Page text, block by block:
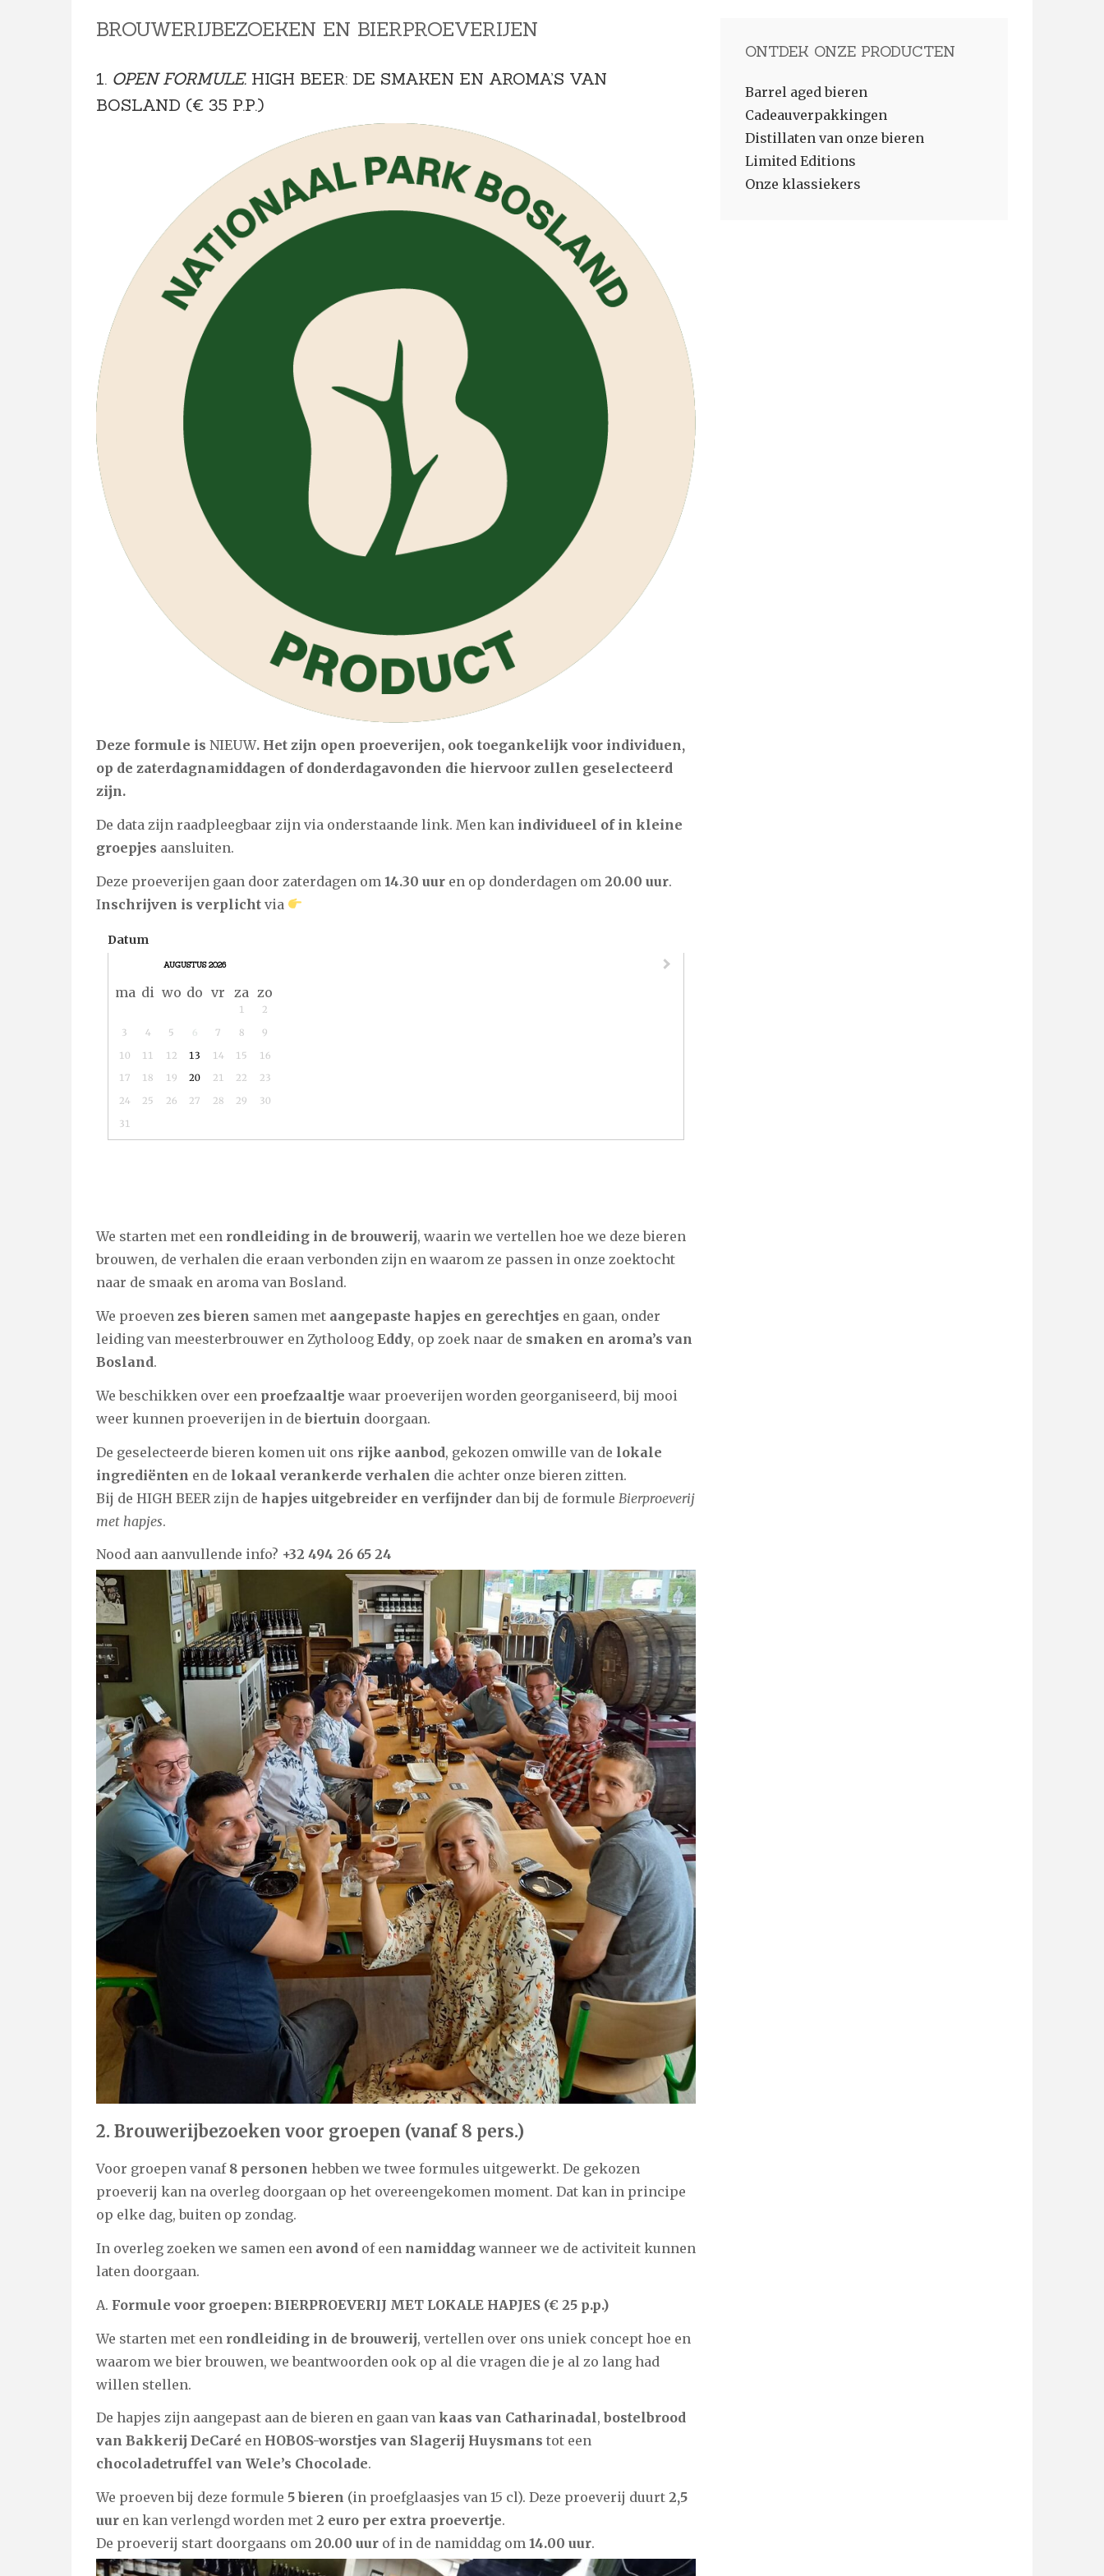
BROUWERIJBEZOEKEN EN BIERPROEVERIJEN
1. OPEN FORMULE. HIGH BEER: DE SMAKEN EN AROMA’S VAN
BOSLAND (€ 35 P.P.)
Deze formule is NIEUW. Het zijn open proeverijen, ook toegankelijk voor individuen,
op de zaterdagnamiddagen of donderdagavonden die hiervoor zullen geselecteerd
zijn.
De data zijn raadpleegbaar zijn via onderstaande link. Men kan individueel of in kleine
groepjes aansluiten.
Deze proeverijen gaan door zaterdagen om 14.30 uur en op donderdagen om 20.00 uur.
Inschrijven is verplicht via
Datum
AUGUSTUS 2026
maandag
ma dinsdag
di woensdag
wo donderdag
do vrijdag
vr zaterdag
za zondag
zo
1
2
3
4 5 6 7 8
9
10
11 12 13 14 15
16
17
18 19 20 21 22
23
24
25 26 27 28 29
30
31
We starten met een rondleiding in de brouwerij, waarin we vertellen hoe we deze bieren
brouwen, de verhalen die eraan verbonden zijn en waarom ze passen in onze zoektocht
naar de smaak en aroma van Bosland.
We proeven zes bieren samen met aangepaste hapjes en gerechtjes en gaan, onder
leiding van meesterbrouwer en Zytholoog Eddy, op zoek naar de smaken en aroma’s van
Bosland.
We beschikken over een proefzaaltje waar proeverijen worden georganiseerd, bij mooi
weer kunnen proeverijen in de biertuin doorgaan.
De geselecteerde bieren komen uit ons rijke aanbod, gekozen omwille van de lokale
ingrediënten en de lokaal verankerde verhalen die achter onze bieren zitten.
Bij de HIGH BEER zijn de hapjes uitgebreider en verfijnder dan bij de formule Bierproeverij
met hapjes.
Nood aan aanvullende info? +32 494 26 65 24
2. Brouwerijbezoeken voor groepen (vanaf 8 pers.)
Voor groepen vanaf 8 personen hebben we twee formules uitgewerkt. De gekozen
proeverij kan na overleg doorgaan op het overeengekomen moment. Dat kan in principe
op elke dag, buiten op zondag.
In overleg zoeken we samen een avond of een namiddag wanneer we de activiteit kunnen
laten doorgaan.
A. Formule voor groepen: BIERPROEVERIJ MET LOKALE HAPJES (€ 25 p.p.)
We starten met een rondleiding in de brouwerij, vertellen over ons uniek concept hoe en
waarom we bier brouwen, we beantwoorden ook op al die vragen die je al zo lang had
willen stellen.
De hapjes zijn aangepast aan de bieren en gaan van kaas van Catharinadal, bostelbrood
van Bakkerij DeCaré en HOBOS-worstjes van Slagerij Huysmans tot een
chocoladetruffel van Wele’s Chocolade.
We proeven bij deze formule 5 bieren (in proefglaasjes van 15 cl). Deze proeverij duurt 2,5
uur en kan verlengd worden met 2 euro per extra proevertje.
De proeverij start doorgaans om 20.00 uur of in de namiddag om 14.00 uur.
ONTDEK ONZE PRODUCTEN
Barrel aged bieren
Cadeauverpakkingen
Distillaten van onze bieren
Limited Editions
Onze klassiekers